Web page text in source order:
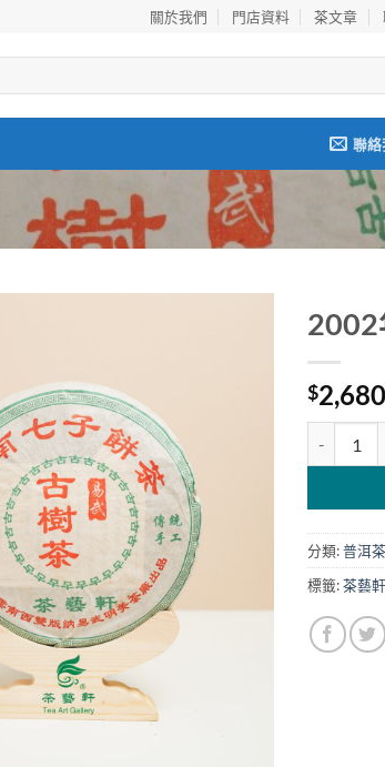
關於我們 門店資料 茶文章
聯
2002
$2,680
分類:普洱茶
標籤:茶藝